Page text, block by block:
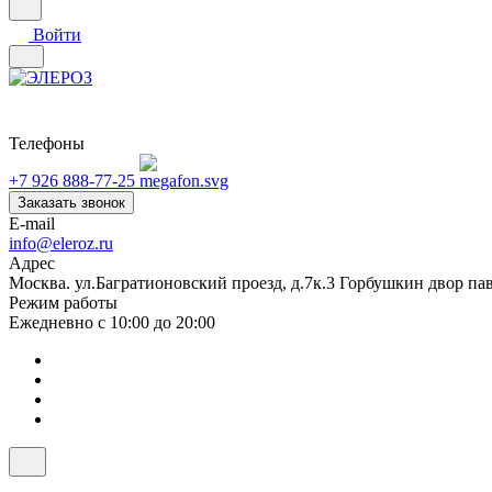
Войти
Телефоны
+7 926 888-77-25
Заказать звонок
E-mail
info@eleroz.ru
Адрес
Москва. ул.Багратионовский проезд, д.7к.3 Горбушкин двор
Режим работы
Ежедневно с 10:00 до 20:00